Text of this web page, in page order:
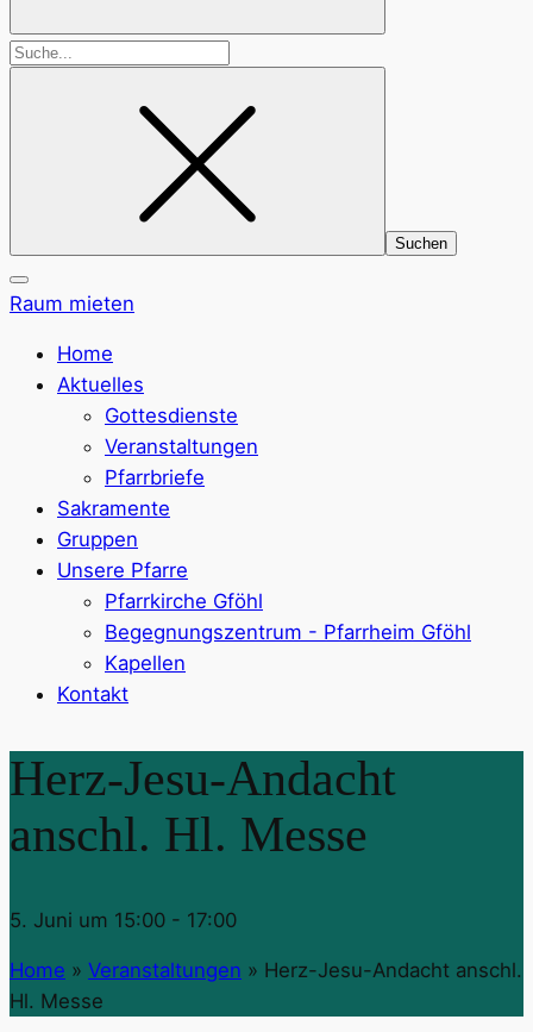
Suchen
Raum mieten
Home
Aktuelles
Gottesdienste
Veranstaltungen
Pfarrbriefe
Sakramente
Gruppen
Unsere Pfarre
Pfarrkirche Gföhl
Begegnungszentrum - Pfarrheim Gföhl
Kapellen
Kontakt
Herz-Jesu-Andacht
anschl. Hl. Messe
5. Juni um 15:00 - 17:00
Home » Veranstaltungen » Herz-Jesu-Andacht anschl.
Hl. Messe